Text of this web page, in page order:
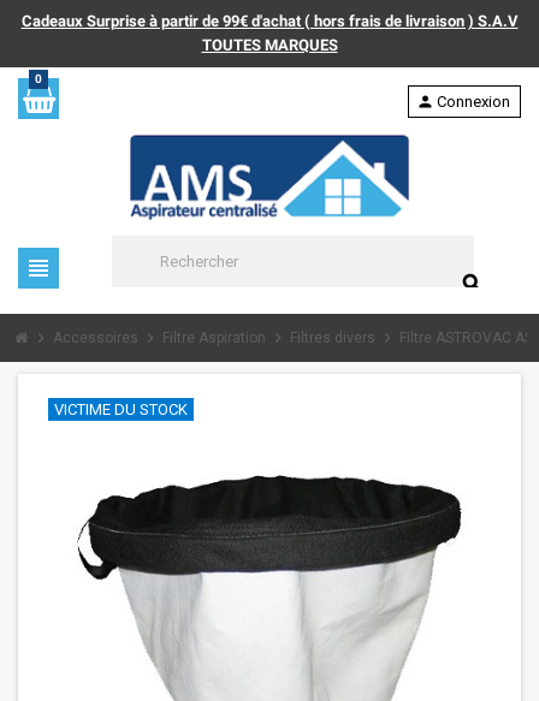
Cadeaux Surprise à partir de 99€ d'achat ( hors frais de livraison ) S.A.V
TOUTES MARQUES
0
view_headline
search
person Connexion
chevron_right Accessoires chevron_right Filtre Aspiration chevron_right Filtres divers chevron_right Filtre ASTROVAC
VICTIME DU STOCK